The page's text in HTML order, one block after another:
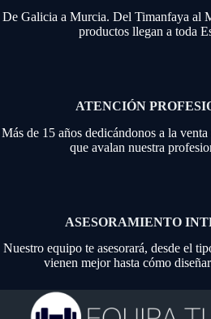
De Galicia a Murcia. Del Timanfaya al
productos llegan a toda
ATENCIÓN
Más de 15 años dedicándonos a la
que avalan nuestra
ASESORAMIENTO
Nuestro equipo te asesorará, desde el
vienen mejor hasta cómo